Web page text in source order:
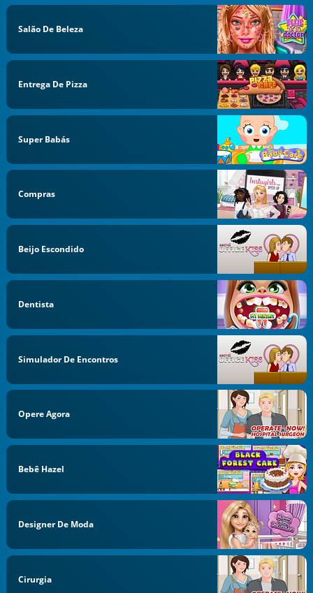
Salão De Beleza
Entrega De Pizza
Super Babás
Compras
Beijo Escondido
Dentista
Simulador De Encontros
Opere Agora
Bebê Hazel
Designer De Moda
Cirurgia